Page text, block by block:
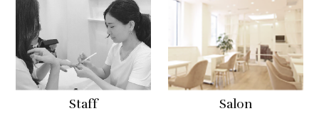
Staff Salon